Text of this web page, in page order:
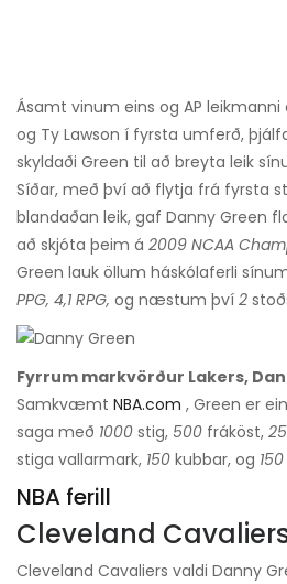
Ásamt vinum eins og AP leikmanni
og Ty Lawson í fyrsta umferð,
skyldaði Green til að breyta leik
Síðar, með því að flytja frá fyrsta
blandaðan leik, gaf Danny Green
að skjóta þeim á 2009 NCAA
Green lauk öllum háskólaferli
PPG, 4,1 RPG, og næstum því 2
Fyrrum markvörður Lakers,
Samkvæmt NBA.com , Green er
saga með 1000 stig, 500 fráköst,
stiga vallarmark, 150 kubbar, og 150
NBA ferill
Cleveland
Cleveland Cavaliers valdi Danny